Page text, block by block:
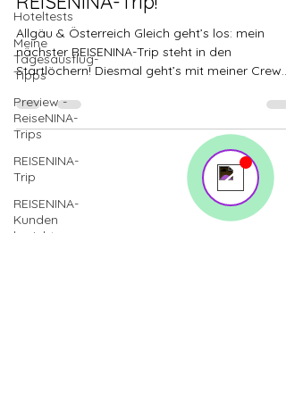
Hoteltests
Meine
Tagesausflug-
Tipps
Preview -
ReiseNINA-
Trips
REISENINA-
Trip
REISENINA-
Kunden
berichten
Allgäu & Österreich Gleich geht’s los: mein
nächster REISENINA-Trip steht in den
Startlöchern! Diesmal geht’s mit meiner Crew
WhatsApp
on! 🎬 Upgrade now to keep your web
masterpiece in the spotlight.
Send us a message